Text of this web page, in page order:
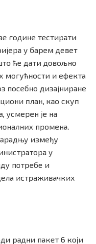
године тестирати
у барем девет
ће дати довољно
могућности и ефекта
посебно дизајниране
план, као скуп
усмерен је на
промена.
између
у
потребе и
истраживачких
радни пакет 6 који